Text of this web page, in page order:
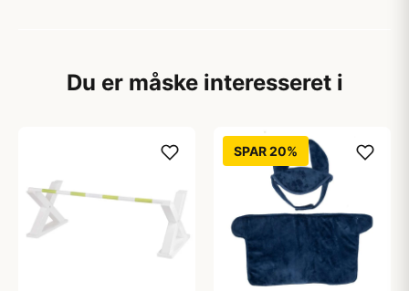
Du er måske interesseret i
SPAR 20%